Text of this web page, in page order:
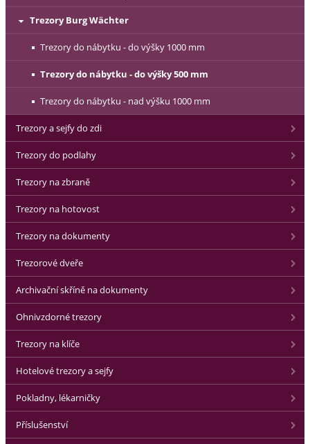
Trezory Burg Wächter
Trezory do nábytku - do výšky 1000 mm
Trezory do nábytku - do výšky 500 mm
Trezory do nábytku - nad výšku 1000 mm
Trezory a sejfy do zdi
Trezory do podlahy
Trezory na zbraně
Trezory na hotovost
Trezory na dokumenty
Trezorové dveře
Archivační skříně na dokumenty
Ohnivzdorné trezory
Trezory na klíče
Hotelové trezory a sejfy
Pokladny, lékarničky
Příslušenství